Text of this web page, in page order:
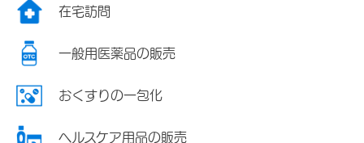
在宅訪問
一般用医薬品の販売
おくすりの一包化
ヘルスケア用品の販売